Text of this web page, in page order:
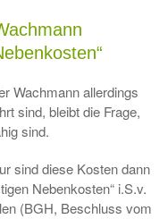
Wachmann allerdings
sind, bleibt die Frage,
sind.
sind diese Kosten dann
Nebenkosten“ i.S.v.
(BGH, Beschluss vom